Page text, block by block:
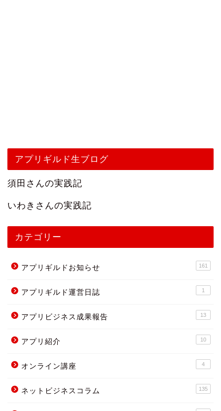
アプリギルド生ブログ
須田さんの実践記
いわきさんの実践記
カテゴリー
アプリギルドお知らせ 161
アプリギルド運営日誌 1
アプリビジネス成果報告 13
アプリ紹介 10
オンライン講座 4
ネットビジネスコラム 135